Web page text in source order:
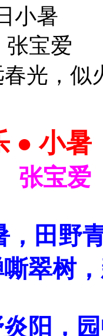
小暑
爱
光，似
● 小暑
宝爱
田野
翠树，
阳，园